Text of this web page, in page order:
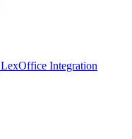
LexOffice Integration